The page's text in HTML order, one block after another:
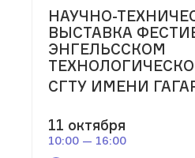
НАУЧНО-
ВЫСТАВКА
ЭНГЕЛЬССКОМ
СГТУ ИМЕНИ
11 октября
10:00 — 16:00